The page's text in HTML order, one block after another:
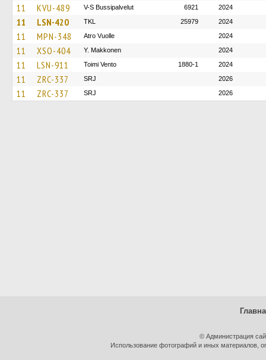
11 KVU-489 V-S Bussipalvelut 6921 2024
11 LSN-420 TKL 25979 2024
11 MPN-348 Atro Vuolle 2024
11 XSO-404 Y. Makkonen 2024
11 LSN-911 Toimi Vento 1880-1 2024
11 ZRC-337 SRJ 2026
11 ZRC-337 SRJ 2026
© Администрация
Использование фотографий и иных материалов,